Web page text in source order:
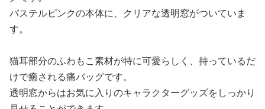
パステルピンクの本体に、クリアな透明窓がついていま
す。
猫耳部分のふわもこ素材が特に可愛らしく、持っているだ
けで癒される痛バッグです。
透明窓からはお気に入りのキャラクターグッズをしっかり